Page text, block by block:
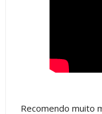
Recomendo muito